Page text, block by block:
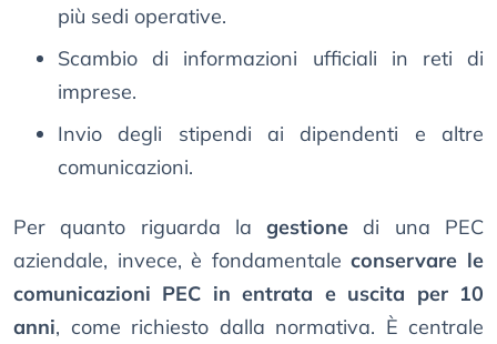
più sedi operative.
Scambio di informazioni ufficiali in reti di
imprese.
Invio degli stipendi ai dipendenti e altre
comunicazioni.
Per quanto riguarda lagestione di una PEC
aziendale, invece, è fondamentaleconservare le
comunicazioni PEC in entrata e uscita per 10
anni, come richiesto dalla normativa. È centrale